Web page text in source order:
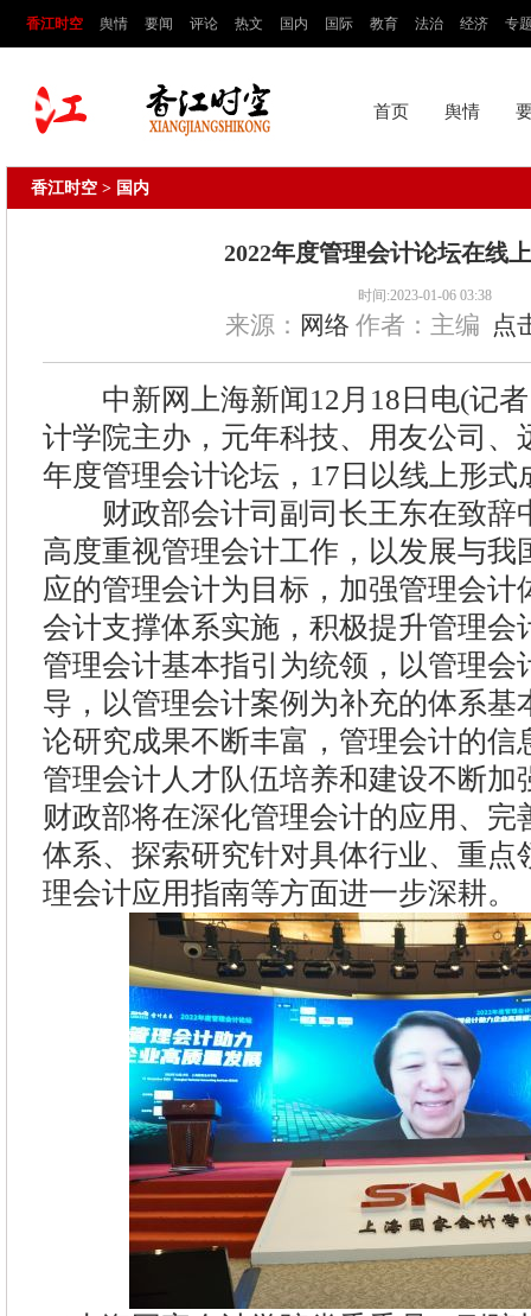
香江时空 舆情 要闻 评论 热文 国内 国际 教育 法治 经济 专
首页 舆情
香江时空 > 国内
2022年度管理会计论坛在线
时间:2023-01-06 03:38
来源： 网络 作者：主编 点
中新网上海新闻12月18日电(记者
计学院主办，元年科技、用友公司、
年度管理会计论坛，17日以线上形式
财政部会计司副司长王东在致辞
高度重视管理会计工作，以发展与我
应的管理会计为目标，加强管理会计
会计支撑体系实施，积极提升管理会
管理会计基本指引为统领，以管理会
导，以管理会计案例为补充的体系基
论研究成果不断丰富，管理会计的信
管理会计人才队伍培养和建设不断加
财政部将在深化管理会计的应用、完
体系、探索研究针对具体行业、重点
理会计应用指南等方面进一步深耕。